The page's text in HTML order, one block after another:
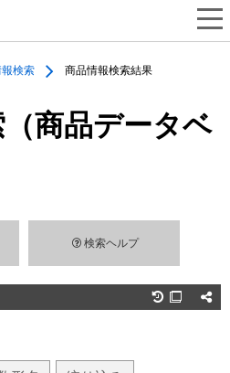
検索 商品情報検索結果
商品データベ
検索ヘルプ
